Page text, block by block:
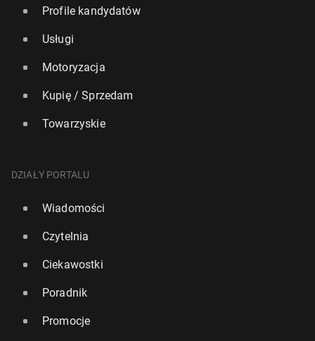
Profile kandydatów
Usługi
Motoryzacja
Kupię / Sprzedam
Towarzyskie
DZIAŁY PORTALU
Wiadomości
Czytelnia
Ciekawostki
Poradnik
Promocje